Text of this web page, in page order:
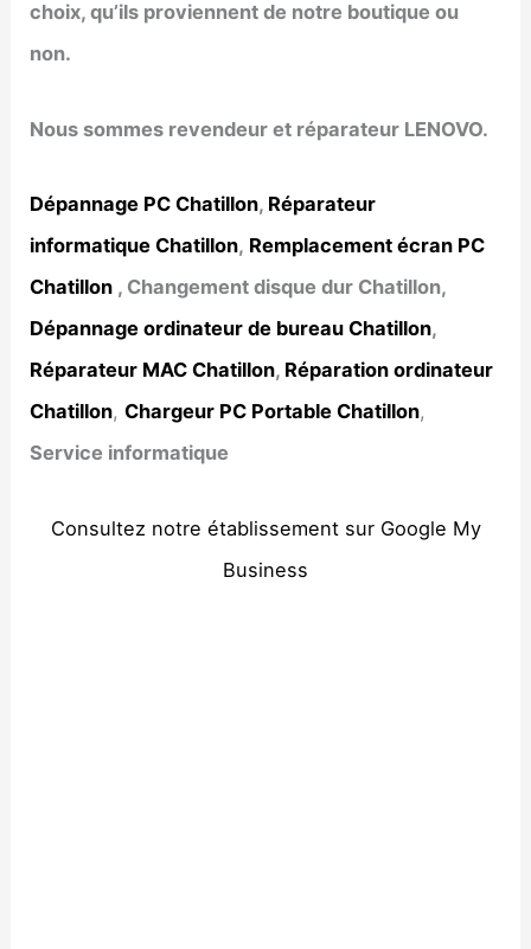
choix, qu’ils proviennent de notre boutique ou
non.
Nous sommes revendeur et réparateur LENOVO.
Dépannage PC Chatillon, Réparateur
informatique Chatillon, Remplacement écran PC
Chatillon , Changement disque dur Chatillon,
Dépannage ordinateur de bureau Chatillon,
Réparateur MAC Chatillon, Réparation ordinateur
Chatillon, Chargeur PC Portable Chatillon,
Service informatique
Consultez notre établissement sur Google My
Business